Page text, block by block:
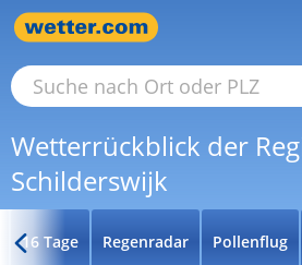
Wetterrückblick der
Schilderswijk
16 Tage Regenradar Pollenflug